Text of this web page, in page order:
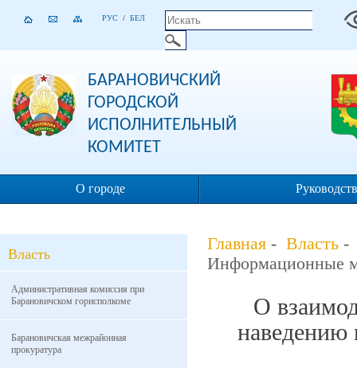
РУС / БЕЛ
БАРАНОВИЧСКИЙ
ГОРОДСКОЙ
ИСПОЛНИТЕЛЬНЫЙ
КОМИТЕТ
О городе
Власть
Административная комиссия при
Барановичском горисполкоме
Барановичская межрайонная
прокуратура
Главная - Власть
Информационные
О
наведению